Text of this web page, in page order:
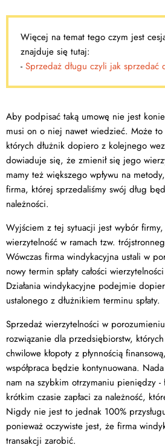
Więcej na temat tego czym jest
znajduje się tutaj:
- Sprzedaż długu czyli jak sprzedać
Aby podpisać taką umowę nie jest
musi on o niej nawet wiedzieć. Może
których dłużnik dopiero z kolejnego
dowiaduje się, że zmienił się jego
mamy też większego wpływu na
firma, której sprzedaliśmy swój dług
należności.
Wyjściem z tej sytuacji jest wybór
wierzytelność w ramach tzw.
Wówczas firma windykacyjna ustali w
nowy termin spłaty całości
Działania windykacyjne podejmie
ustalonego z dłużnikiem terminu spłaty.
Sprzedaż wierzytelności w
rozwiązanie dla przedsiębiorstw,
chwilowe kłopoty z płynnością
współpraca będzie kontynuowana.
nam na szybkim otrzymaniu pieniędzy
krótkim czasie zapłaci za należność,
Nigdy nie jest to jednak 100%
ponieważ oczywiste jest, że firma
transakcji zarobić.